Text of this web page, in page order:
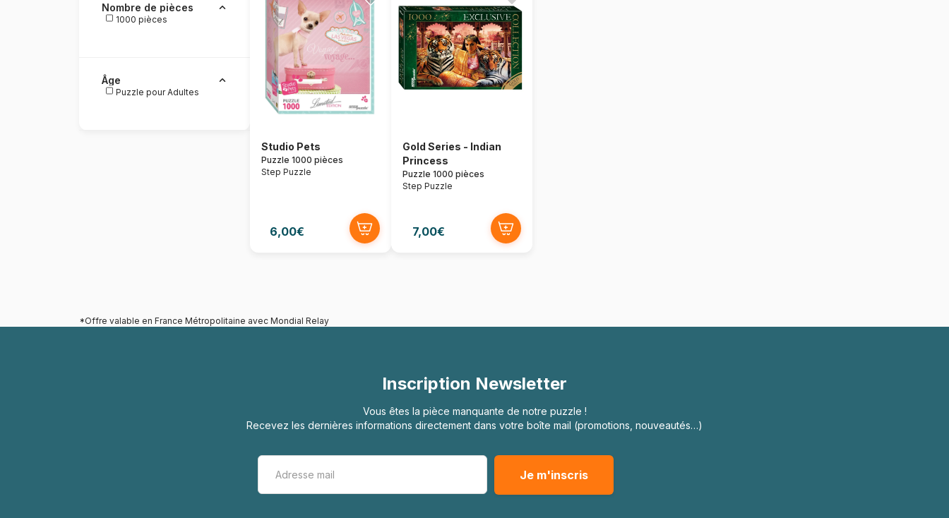
Studio Pets
Puzzle 1000 pièces
Step Puzzle
6,00€
Gold Series - Indian
Princess
Puzzle 1000 pièces
Step Puzzle
7,00€
Nombre de pièces
1000 pièces
Âge
Puzzle pour Adultes
*Offre valable en France Métropolitaine avec Mondial Relay
Inscription Newsletter
Vous êtes la pièce manquante de notre puzzle !
Recevez les dernières informations directement dans votre boîte mail (promotions, nouveautés…)